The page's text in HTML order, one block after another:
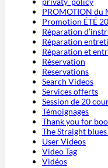
PROMOTION du
Promotion ÉTÉ
Réparation
Réparation
Réparation et
Réservation
Reservations
Search Videos
Services offerts
Session de 20
Témoignages
Thank you for
The Straight
User Videos
Video Tag
Vidéos